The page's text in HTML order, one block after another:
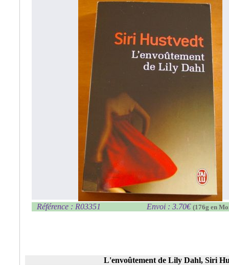
Référence : R03351 Envoi : 3.70€ (176g en
L'envoûtement de Lily Dahl, Siri